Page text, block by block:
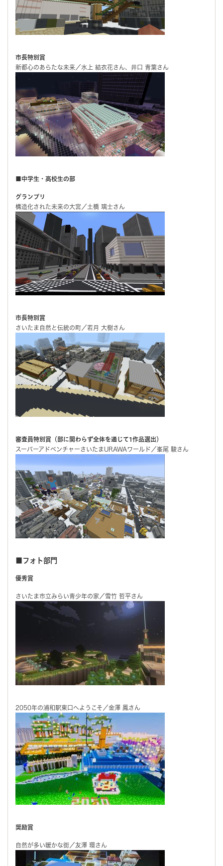
市長特別賞
新都心のあらたな未来／水上 結衣花さん、井口 青葉さん
■中学生・高校生の部
グランプリ
構造化された未来の大宮／土橋 璃士さん
市長特別賞
さいたま自然と伝統の町／若月 大樹さん
審査員特別賞（部に関わらず全体を通じて1作品選出）
スーパーアドベンチャーさいたまURAWAワールド／峯尾 駿さん
■フォト部門
優秀賞
さいたま市立みらい青少年の家／雪竹 哲平さん
2050年の浦和駅東口へようこそ／金澤 鳳さん
奨励賞
自然が多い暖かな街／友澤 環さん